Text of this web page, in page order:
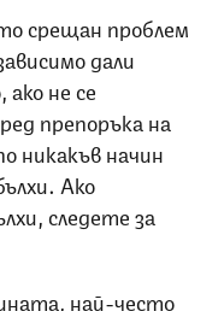
срещан проблем
дали
не се
препоръка на
никакъв начин
Ако
следете за
най-често